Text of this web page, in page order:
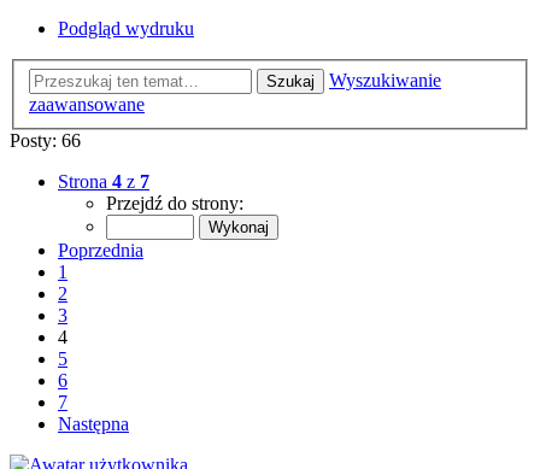
Podgląd wydruku
Szukaj
Wyszukiwanie
zaawansowane
Posty: 66
Strona 4 z 7
Przejdź do strony:
Poprzednia
1
2
3
4
5
6
7
Następna